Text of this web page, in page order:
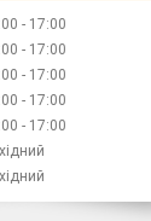
17:00
17:00
17:00
17:00
17:00